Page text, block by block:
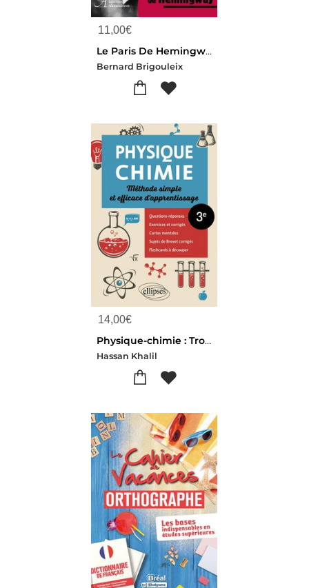
11,00€
Le Paris De Hemingway
Bernard Brigouleix
14,00€
Physique-chimie : Troisieme ; Methode Simple Et Efficace D'apprentissage ; Questions-reponses, Exercices Et Corriges, Cartes Mentales, Sujets De Brevet Corriges Et Flashcards A Decouper
Hassan Khalil